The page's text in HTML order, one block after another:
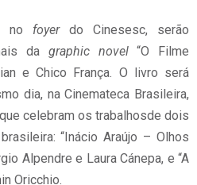
no foyer do Cinesesc, serão
da graphic novel“O Filme
e Chico França. O livro será
dia, na Cinemateca Brasileira,
celebram os trabalhosde dois
“Inácio Araújo – Olhos
Alpendre e Laura Cánepa, e “A
Oricchio.